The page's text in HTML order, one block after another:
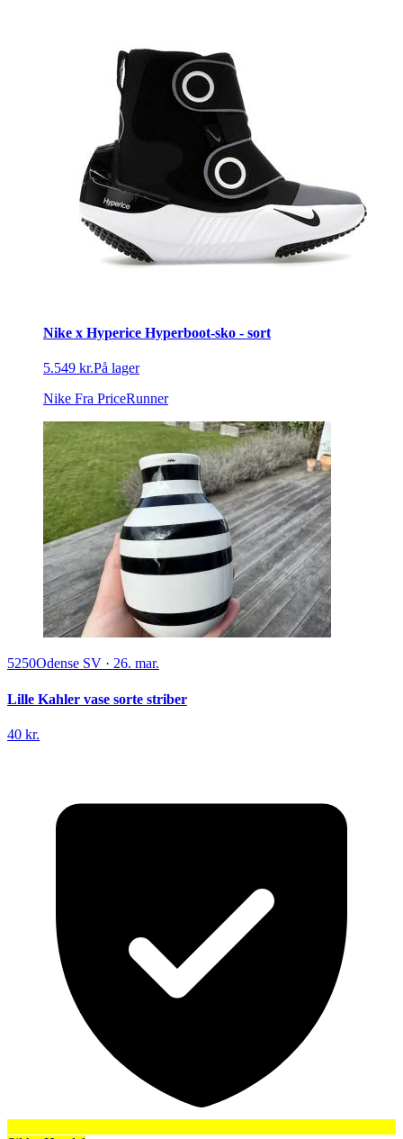
Nike x Hyperice Hyperboot-sko - sort
5.549 kr.På lager
Nike Fra PriceRunner
5250Odense SV · 26. mar.
Lille Kahler vase sorte striber
40 kr.